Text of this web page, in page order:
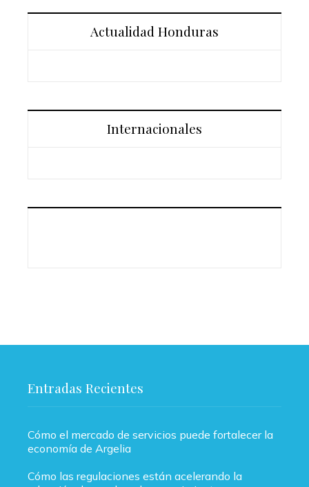
Actualidad Honduras
Internacionales
Entradas Recientes
Cómo el mercado de servicios puede fortalecer la
economía de Argelia
Cómo las regulaciones están acelerando la